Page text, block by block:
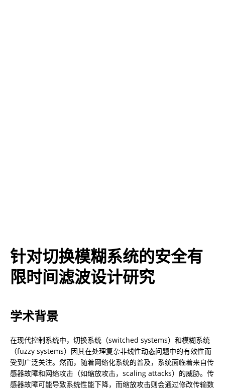
针对切换模糊系统的安全有
限时间滤波设计研究
学术背景
在现代控制系统中，切换系统（switched systems）和模糊系统
（fuzzy systems）因其在处理复杂非线性动态问题中的有效性而
受到广泛关注。然而，随着网络化系统的普及，系统面临着来自传
感器故障和网络攻击（如缩放攻击，scaling attacks）的威胁。传
感器故障可能导致系统性能下降，而缩放攻击则会通过修改传输数